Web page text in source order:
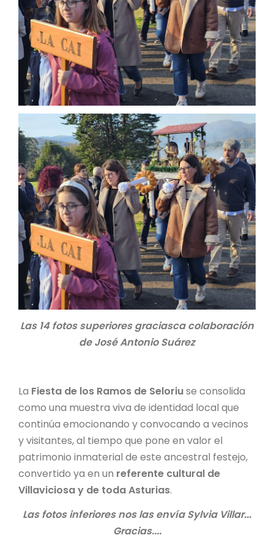
Las 14 fotos superiores graciasca colaboración
de José Antonio Suárez
La Fiesta de los Ramos de Seloriuse consolida
como una muestra viva de identidad local que
continúa emocionando y convocando a vecinos
y visitantes, al tiempo que pone en valor el
patrimonio inmaterial de este ancestral festejo,
convertido ya en un referente cultural de
Villaviciosa y de toda Asturias.
Las fotos inferiores nos las envía Sylvia Villar...
Gracias....